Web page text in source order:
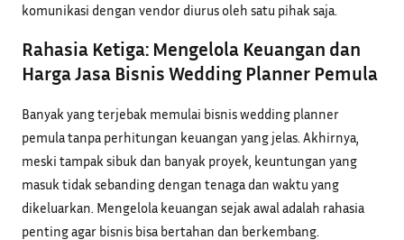
komunikasi dengan vendor diurus oleh satu pihak saja.
Rahasia Ketiga: Mengelola Keuangan dan
Harga Jasa Bisnis Wedding Planner Pemula
Banyak yang terjebak memulai bisnis wedding planner
pemula tanpa perhitungan keuangan yang jelas. Akhirnya,
meski tampak sibuk dan banyak proyek, keuntungan yang
masuk tidak sebanding dengan tenaga dan waktu yang
dikeluarkan. Mengelola keuangan sejak awal adalah rahasia
penting agar bisnis bisa bertahan dan berkembang.